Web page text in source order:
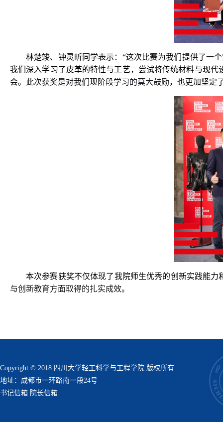
林楚竣、钟灵昕同学表示：“这次比赛为我们提供了一
我们深入学习了皮革的特性与工艺，尝试将传统材料与现
会。
此次获奖是对我们现阶段学习的莫大鼓励，也更加坚定
本次参赛获奖不仅体现了我院师生优秀的创新实践能力
与创新教育方面取得的扎实成效。
Copyright © 2018 四川大学轻工科学与工程学院 版权所有
地址：成都市一环路南一段24号
书记信箱 院长信箱